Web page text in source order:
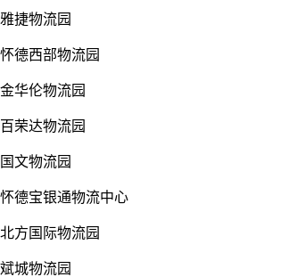
雅捷物流园
怀德西部物流园
金华伦物流园
百荣达物流园
国文物流园
怀德宝银通物流中心
北方国际物流园
斌城物流园